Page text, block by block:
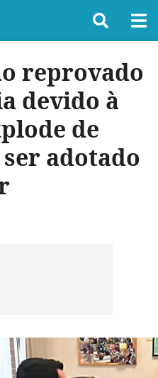
reprovado
devido à
de
adotado